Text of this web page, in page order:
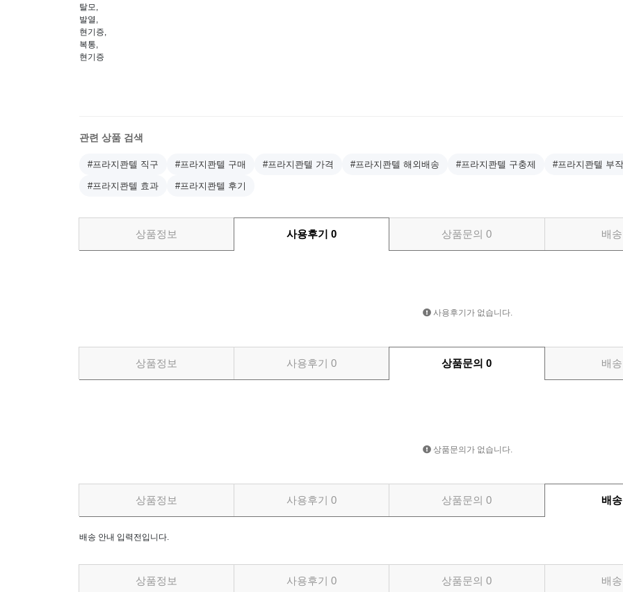
탈모,
발열,
현기증,
복통,
현기증
관련 상품 검색
#프라지콴텔 직구 #프라지콴텔 구매 #프라지콴텔 가격 #프라지콴텔 해외배송 #프라지콴텔 구충제 #프라지콴텔 부
#프라지콴텔 효과 #프라지콴텔 후기
상품정보 사용후기0 상품문의0 배
사용후기가 없습니다.
상품정보 사용후기0 상품문의0 배
상품문의가 없습니다.
상품정보 사용후기0 상품문의0 배
배송 안내 입력전입니다.
상품정보 사용후기0 상품문의0 배